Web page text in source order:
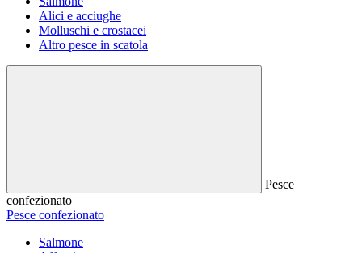
Alici e acciughe
Molluschi e crostacei
Altro pesce in scatola
Pesce
confezionato
Pesce confezionato
Salmone